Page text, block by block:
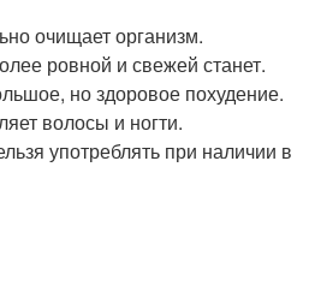
очищает организм.
ровной и свежей станет.
но здоровое похудение.
волосы и ногти.
употреблять при наличии в